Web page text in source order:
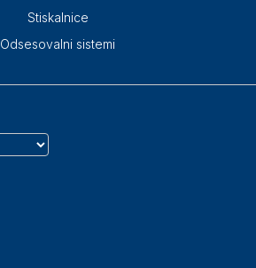
Stiskalnice
Odsesovalni sistemi